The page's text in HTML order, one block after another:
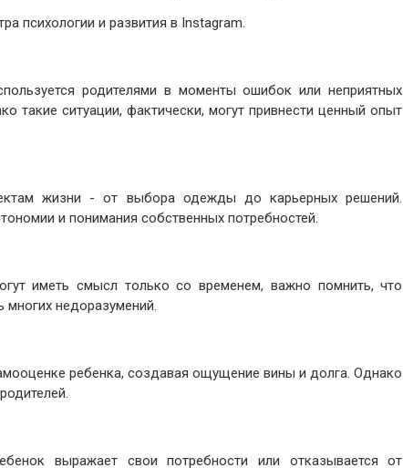
психологии и развития в Instagram.
родителями в моменты ошибок или неприятных
такие ситуации, фактически, могут привнести ценный опыт
жизни - от выбора одежды до карьерных решений.
и понимания собственных потребностей.
иметь смысл только со временем, важно помнить, что
недоразумений.
ребенка, создавая ощущение вины и долга. Однако
выражает свои потребности или отказывается от